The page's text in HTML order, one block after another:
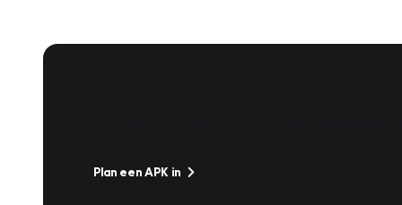
Plan een APK in